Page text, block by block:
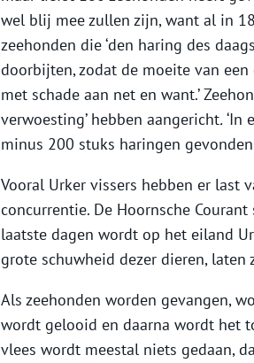
wel blij mee zullen zijn, want al in
zeehonden die ‘den haring des
doorbijten, zodat de moeite van
met schade aan net en want.’
verwoesting’ hebben aangericht.‘In
minus 200 stuks haringen gevonden
Vooral Urker vissers hebben er last
concurrentie. De Hoornsche
laatste dagen wordt op het eiland
grote schuwheid dezer dieren, laten
Als zeehonden worden gevangen,
wordt gelooid en daarna wordt het
vlees wordt meestal niets gedaan,